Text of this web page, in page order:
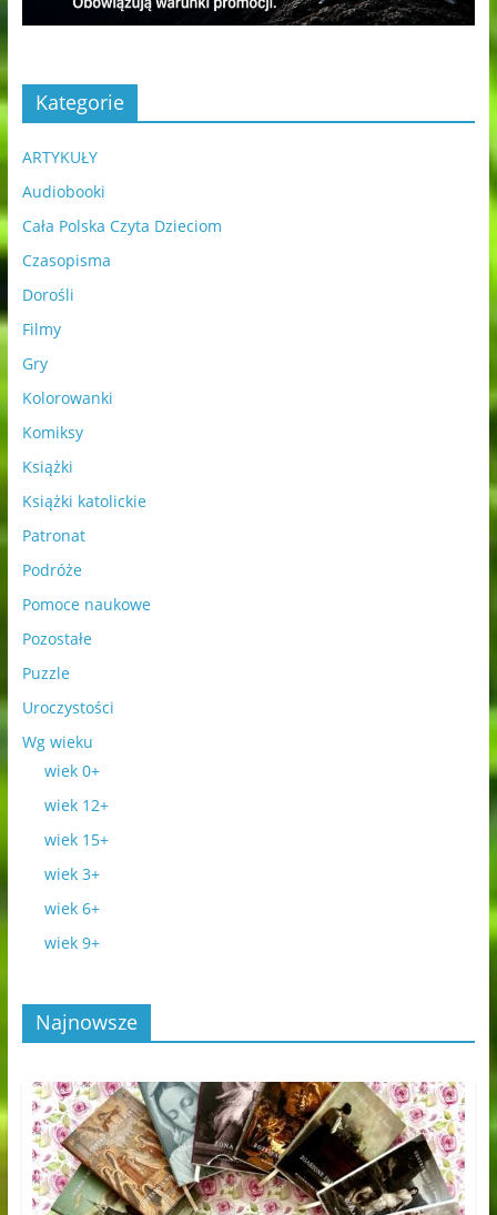
Kategorie
ARTYKUŁY
Audiobooki
Cała Polska Czyta Dzieciom
Czasopisma
Dorośli
Filmy
Gry
Kolorowanki
Komiksy
Książki
Książki katolickie
Patronat
Podróże
Pomoce naukowe
Pozostałe
Puzzle
Uroczystości
Wg wieku
wiek 0+
wiek 12+
wiek 15+
wiek 3+
wiek 6+
wiek 9+
Najnowsze